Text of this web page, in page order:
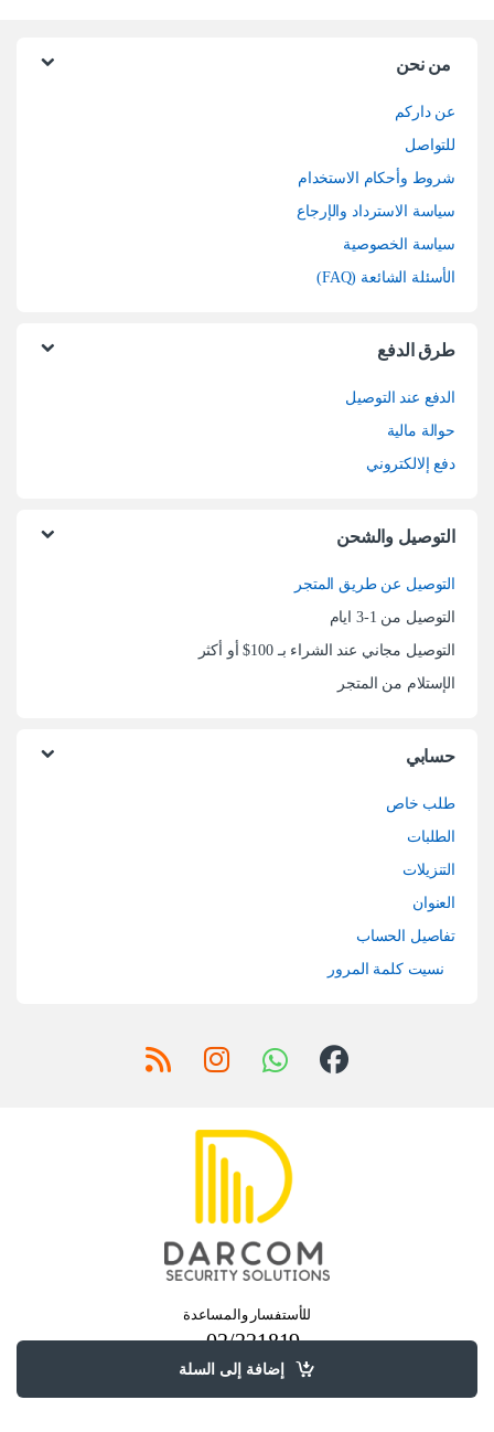
إضافة إلى السلة
من نحن
عن داركم
للتواصل
شروط وأحكام الاستخدام
سياسة الاسترداد والإرجاع
سياسة الخصوصية
الأسئلة الشائعة (FAQ)
طرق الدفع
الدفع عند التوصيل
حوالة مالية
دفع إلالكتروني
التوصيل والشحن
التوصيل عن طريق المتجر
التوصيل من 1-3 ايام
التوصيل مجاني عند الشراء بـ 100$ أو أكثر
الإستلام من المتجر
حسابي
طلب خاص
الطلبات
التنزيلات
العنوان
تفاصيل الحساب
نسيت كلمة المرور
للأستفسار والمساعدة
02/221819 -
02/377271